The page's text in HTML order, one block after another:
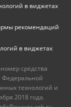
в виджетах
рекомендаций
в виджетах
средства
технологий и
2018 года.